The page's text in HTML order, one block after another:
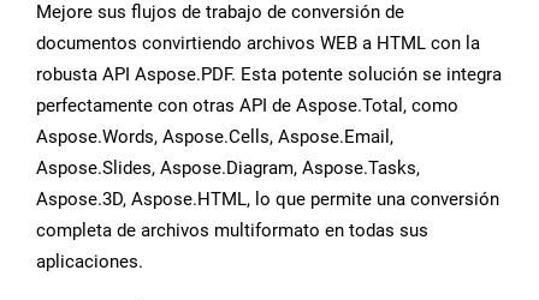
Mejore sus flujos de trabajo de conversión de
documentos convirtiendo archivos WEB a HTML con la
robusta API Aspose.PDF. Esta potente solución se integra
perfectamente con otras API de Aspose.Total, como
Aspose.Words, Aspose.Cells, Aspose.Email,
Aspose.Slides, Aspose.Diagram, Aspose.Tasks,
Aspose.3D, Aspose.HTML, lo que permite una conversión
completa de archivos multiformato en todas sus
aplicaciones.